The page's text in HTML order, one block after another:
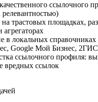
ссылочного
релевантностью)
трастовых площадках,
агрегаторах
в локальных справочниках
Google Мой Бизнес,
ссылочного профиля:
вредных ссылок